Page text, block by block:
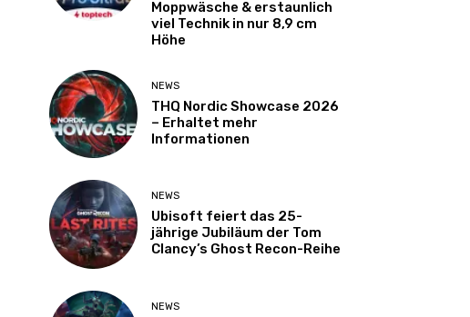
Moppwäsche & erstaunlich
viel Technik in nur 8,9 cm
Höhe
NEWS
THQ Nordic Showcase 2026
– Erhaltet mehr
Informationen
NEWS
Ubisoft feiert das 25-
jährige Jubiläum der Tom
Clancy’s Ghost Recon-Reihe
NEWS